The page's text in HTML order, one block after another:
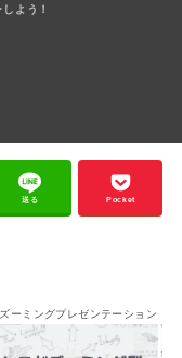
送る Pocket
ズーミングプレゼンテーション